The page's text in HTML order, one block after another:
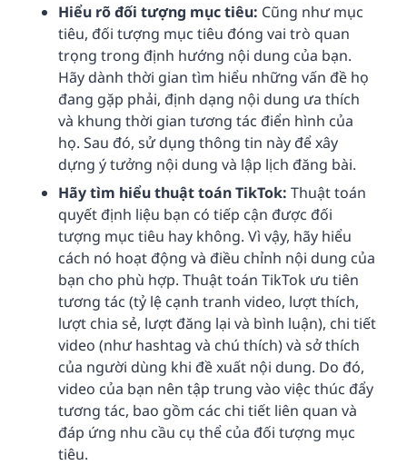
Hiểu rõ đối tượng mục tiêu: Cũng như mục
tiêu, đối tượng mục tiêu đóng vai trò quan
trọng trong định hướng nội dung của bạn.
Hãy dành thời gian tìm hiểu những vấn đề họ
đang gặp phải, định dạng nội dung ưa thích
và khung thời gian tương tác điển hình của
họ. Sau đó, sử dụng thông tin này để xây
dựng ý tưởng nội dung và lập lịch đăng bài.
Hãy tìm hiểu thuật toán TikTok: Thuật toán
quyết định liệu bạn có tiếp cận được đối
tượng mục tiêu hay không. Vì vậy, hãy hiểu
cách nó hoạt động và điều chỉnh nội dung của
bạn cho phù hợp. Thuật toán TikTok ưu tiên
tương tác (tỷ lệ cạnh tranh video, lượt thích,
lượt chia sẻ, lượt đăng lại và bình luận), chi tiết
video (như hashtag và chú thích) và sở thích
của người dùng khi đề xuất nội dung. Do đó,
video của bạn nên tập trung vào việc thúc đẩy
tương tác, bao gồm các chi tiết liên quan và
đáp ứng nhu cầu cụ thể của đối tượng mục
tiêu.